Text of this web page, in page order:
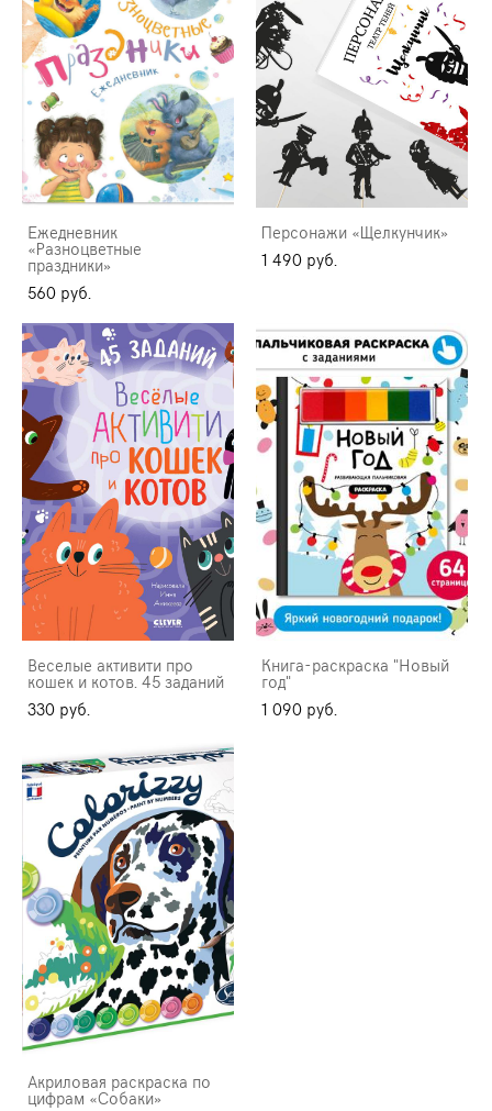
Ежедневник
«Разноцветные
праздники»
560 pуб.
Персонажи «Щелкунчик»​
1 490 pуб.
Веселые активити про
кошек и котов. 45 заданий
330 pуб.
Книга-раскраска "Новый
год"
1 090 pуб.
Акриловая раскраска по
цифрам «Собаки»